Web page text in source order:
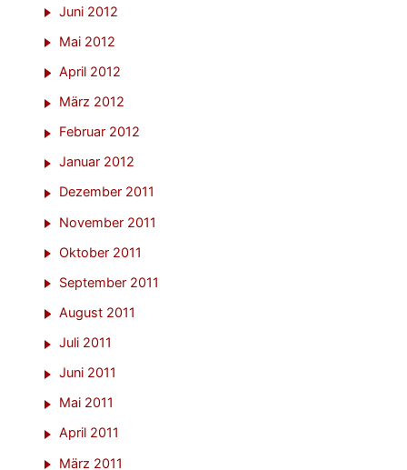
Juni 2012
Mai 2012
April 2012
März 2012
Februar 2012
Januar 2012
Dezember 2011
November 2011
Oktober 2011
September 2011
August 2011
Juli 2011
Juni 2011
Mai 2011
April 2011
März 2011